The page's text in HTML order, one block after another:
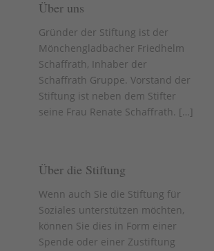
Über uns
Gründer der Stiftung ist der
Mönchengladbacher Friedhelm
Schaffrath, Inhaber der
Schaffrath Gruppe. Vorstand der
Stiftung ist neben dem Stifter
seine Frau Renate Schaffrath. […]
Über die Stiftung
Wenn auch Sie die Stiftung für
Soziales unterstützen möchten,
können Sie dies in Form einer
Spende oder einer Zustiftung